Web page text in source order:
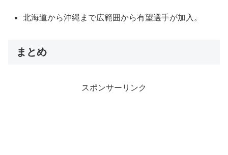
北海道から沖縄まで広範囲から有望選手が加入。
まとめ
スポンサーリンク